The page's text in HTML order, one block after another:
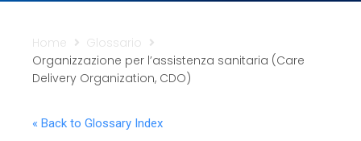
Academy
Home
Glossario
Organizzazione per l’assistenza sanitaria (Care
Delivery Organization, CDO)
« Back to Glossary Index